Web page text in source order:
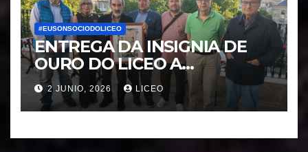
#EUSONSOCIODOLICEO
ENTREGA DA INSIGNIA DE
OURO DO LICEO A
FRANCISCO NOVOA
RODRIGUEZ
2 JUNIO, 2026 LICEO